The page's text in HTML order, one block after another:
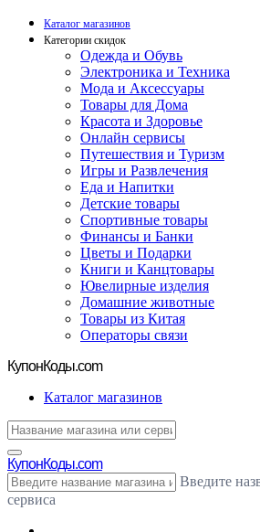
Каталог магазинов
Категории скидок
Одежда и Обувь
Электроника и Техника
Мода и Аксессуары
Товары для Дома
Красота и Здоровье
Онлайн сервисы
Путешествия и Туризм
Игры и Развлечения
Еда и Напитки
Детские товары
Спортивные товары
Финансы и Банки
Цветы и Подарки
Книги и Канцтовары
Ювелирные изделия
Домашние животные
Товары из Китая
Операторы связи
КупонКоды.com
Каталог магазинов
КупонКоды.com
Введите
сервиса